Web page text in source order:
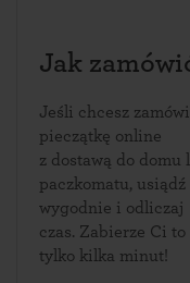
Jak
Jeśli chcesz
pieczątkę online
z dostawą do domu
paczkomatu, usiądź
wygodnie i odliczaj
czas. Zabierze Ci to
tylko kilka minut!